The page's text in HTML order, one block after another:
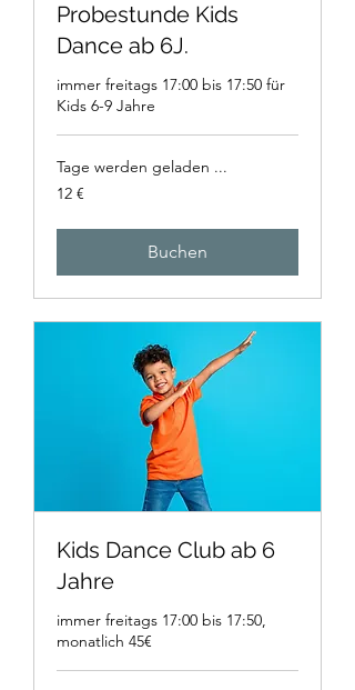
Probestunde Kids
Dance ab 6J.
immer freitags 17:00 bis 17:50 für
Kids 6-9 Jahre
Tage werden geladen ...
12
Euro
12 €
Buchen
Kids Dance Club ab 6
Jahre
immer freitags 17:00 bis 17:50,
monatlich 45€